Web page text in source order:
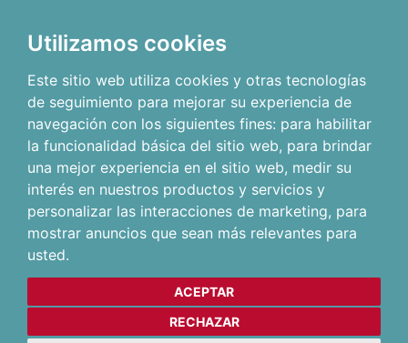
Utilizamos cookies
Este sitio web utiliza cookies y otras tecnologías
de seguimiento para mejorar su experiencia de
navegación con los siguientes fines: para habilitar
la funcionalidad básica del sitio web, para brindar
una mejor experiencia en el sitio web, medir su
interés en nuestros productos y servicios y
personalizar las interacciones de marketing, para
mostrar anuncios que sean más relevantes para
usted.
ACEPTAR
RECHAZAR